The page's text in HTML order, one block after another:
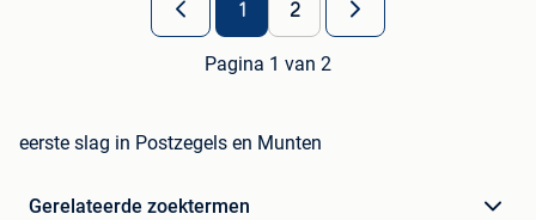
1 2
Pagina 1 van 2
eerste slag in Postzegels en Munten
Gerelateerde zoektermen